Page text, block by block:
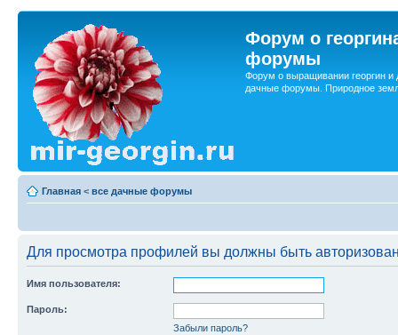
Форум о
форумы
Форум о выращивании георгин и
дачные форумы. Природное
Главная < все дачные форумы
Для просмотра профилей вы должны быть
Имя пользователя:
Пароль:
Забыли пароль?